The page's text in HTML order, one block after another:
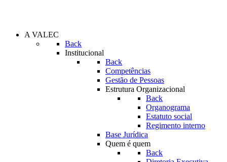
A VALEC
Back
Institucional
Back
Competências
Gestão de Pessoas
Estrutura Organizacional
Back
Organograma
Estatuto social
Regimento interno
Base Jurídica
Quem é quem
Back